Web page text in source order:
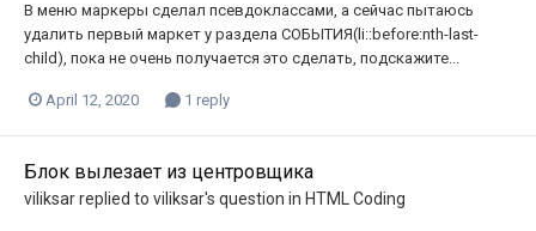
В меню маркеры сделал псевдоклассами, а сейчас пытаюсь
удалить первый маркет у раздела СОБЫТИЯ(li::before:nth-last-
child), пока не очень получается это сделать, подскажите...
April 12, 2020 1 reply
Блок вылезает из центровщика
viliksarreplied to viliksar's question in HTML Coding